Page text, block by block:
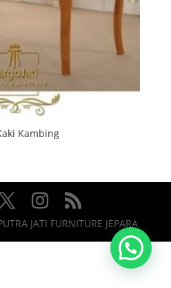
Kambing
JATI FURNITURE JEPARA